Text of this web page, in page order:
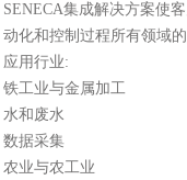
SENECA集成解决方案使
动化和控制过程所有领域
应用行业:
铁工业与金属加工
水和废水
数据采集
农业与农工业